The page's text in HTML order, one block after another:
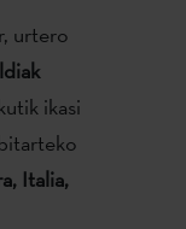
urtero
ikasi
Italia,